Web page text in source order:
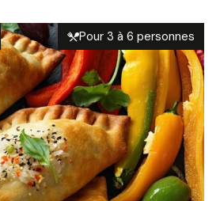
Pour 3 à 6 personnes